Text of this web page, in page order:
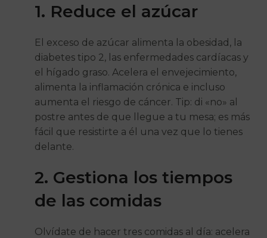
1. Reduce el azúcar
El exceso de azúcar alimenta la obesidad, la
diabetes tipo 2, las enfermedades cardíacas y
el hígado graso. Acelera el envejecimiento,
alimenta la inflamación crónica e incluso
aumenta el riesgo de cáncer. Tip: di «no» al
postre antes de que llegue a tu mesa; es más
fácil que resistirte a él una vez que lo tienes
delante.
2. Gestiona los tiempos
de las comidas
Olvídate de hacer tres comidas al día: acelera